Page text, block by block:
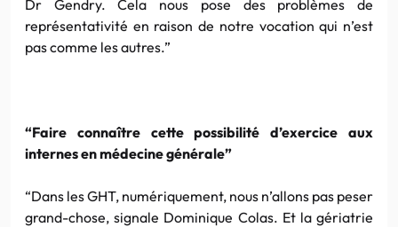
Dr Gendry. Cela nous pose des problèmes de
représentativité en raison de notre vocation qui n’est
pas comme les autres.”
“Faire connaître cette possibilité d’exercice aux
internes en médecine générale”
“Dans les GHT, numériquement, nous n’allons pas peser
grand-chose, signale Dominique Colas. Et la gériatrie